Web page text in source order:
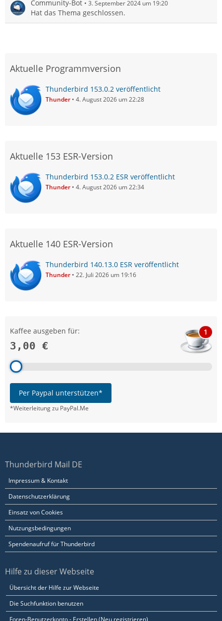
Community-Bot 3. September 2024 um 19:20
Hat das Thema geschlossen.
Aktuelle Programmversion
Thunderbird 153.0.2 veröffentlicht
Thunder 4. August 2026 um 22:28
Aktuelle 153 ESR-Version
Thunderbird 153.0.2 ESR veröffentlicht
Thunder 4. August 2026 um 22:34
Aktuelle 140 ESR-Version
Thunderbird 140.13.0 ESR veröffentlicht
Thunder 22. Juli 2026 um 19:16
Kaffee ausgeben für:
3,00 €
1
Per Paypal unterstützen*
*Weiterleitung zu PayPal.Me
Thunderbird Mail DE
Impressum & Kontakt
Datenschutzerklärung
Einsatz von Cookies
Nutzungsbedingungen
Spendenaufruf für Thunderbird
Hilfe zu dieser Webseite
Übersicht der Hilfe zur Webseite
Die Suchfunktion benutzen